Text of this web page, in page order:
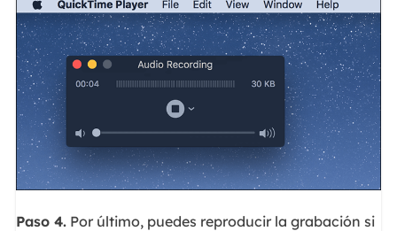
Paso 4.Por último, puedes reproducir la grabación si